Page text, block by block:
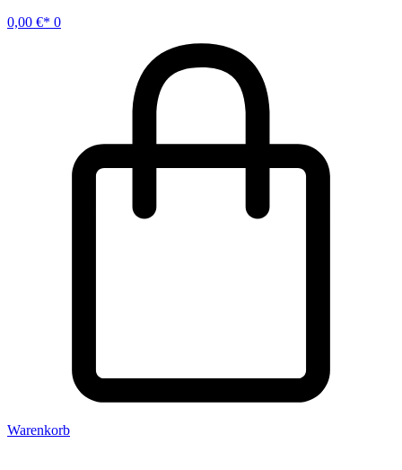
0,00 € 0
Warenkorb